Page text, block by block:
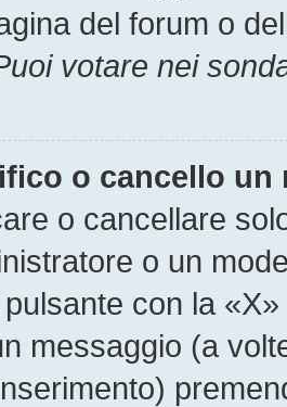
del forum o
votare nei
o cancello un
o cancellare
o un
con la
messaggio (a